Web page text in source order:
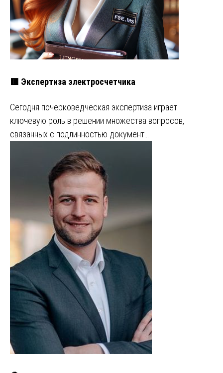
🟥 Экспертиза электросчетчика
Сегодня почерковедческая экспертиза играет
ключевую роль в решении множества вопросов,
связанных с подлинностью документ…